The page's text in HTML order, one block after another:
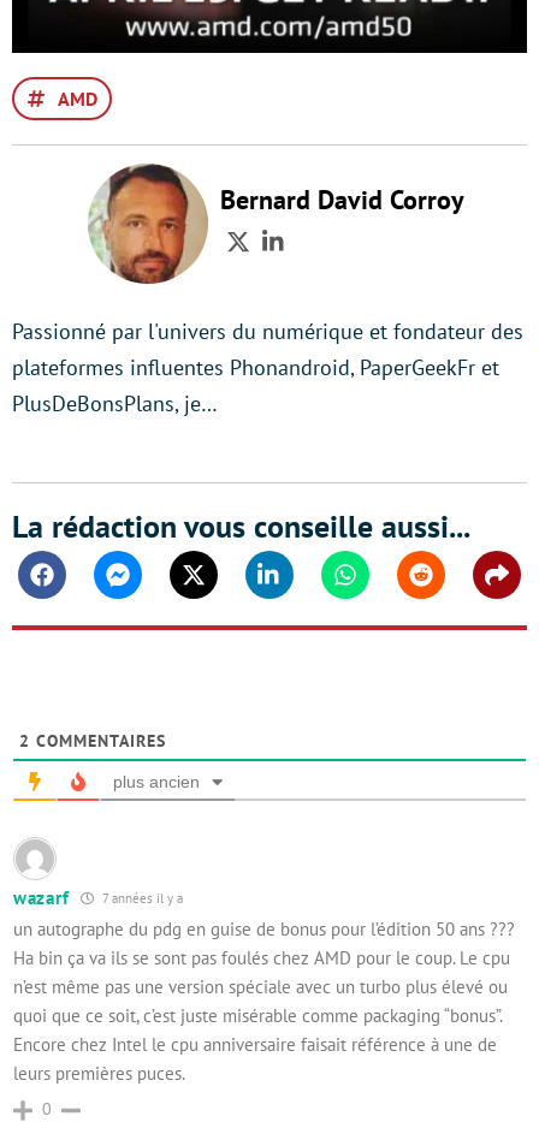
AMD
Bernard David Corroy
TwitterLinkedIn
Passionné par l'univers du numérique et fondateur des
plateformes influentes Phonandroid, PaperGeekFr et
PlusDeBonsPlans, je…
La rédaction vous conseille aussi...
FacebookMessengerTwitter Linkedin WhatsappReddit
2 COMMENTAIRES
plus ancien
wazarf 7 années il y a
un autographe du pdg en guise de bonus pour l’édition 50 ans ???
Ha bin ça va ils se sont pas foulés chez AMD pour le coup. Le cpu
n’est même pas une version spéciale avec un turbo plus élevé ou
quoi que ce soit, c’est juste misérable comme packaging “bonus”.
Encore chez Intel le cpu anniversaire faisait référence à une de
leurs premières puces.
0